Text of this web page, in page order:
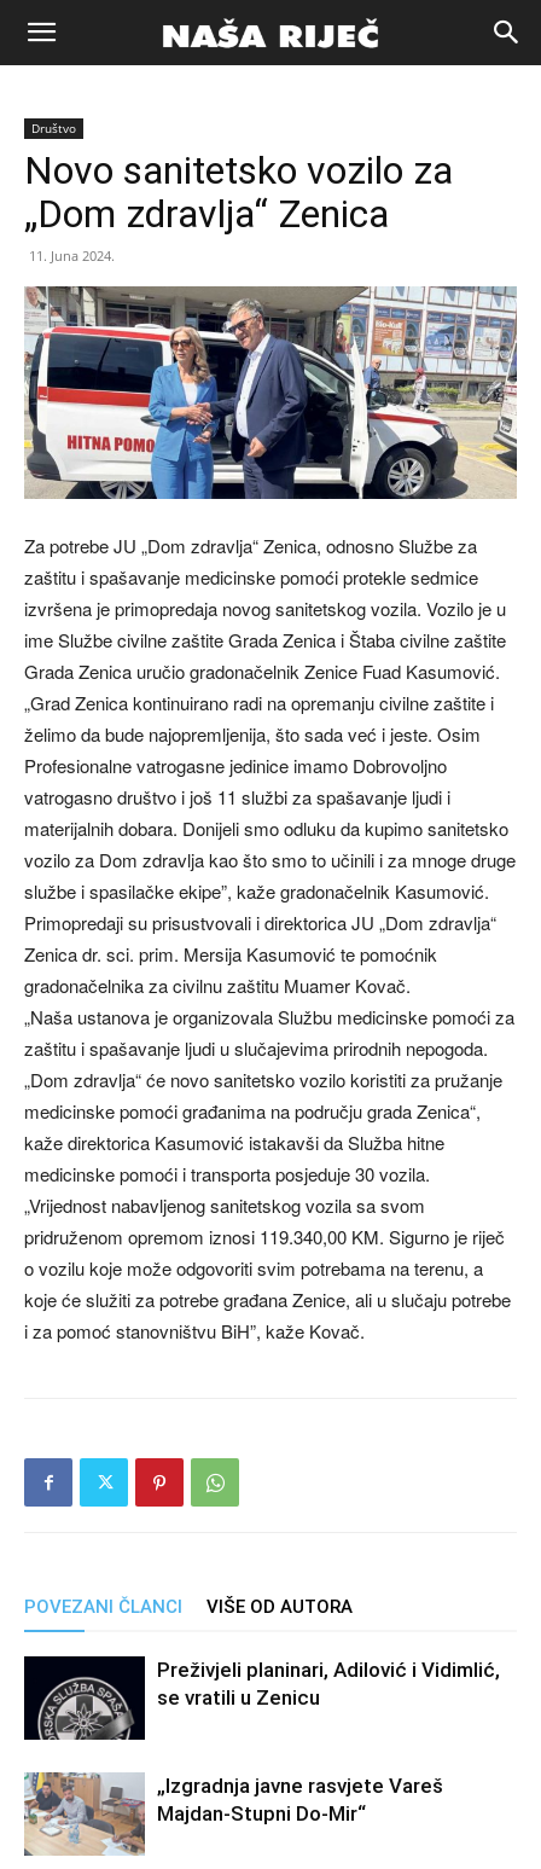
Naša
riječ
Zenica
Društvo
Novo sanitetsko vozilo za
„Dom zdravlja“ Zenica
11. Juna 2024.
Za potrebe JU „Dom zdravlja“ Zenica, odnosno Službe za
zaštitu i spašavanje medicinske pomoći protekle sedmice
izvršena je primopredaja novog sanitetskog vozila. Vozilo je u
ime Službe civilne zaštite Grada Zenica i Štaba civilne zaštite
Grada Zenica uručio gradonačelnik Zenice Fuad Kasumović.
„Grad Zenica kontinuirano radi na opremanju civilne zaštite i
želimo da bude najopremljenija, što sada već i jeste. Osim
Profesionalne vatrogasne jedinice imamo Dobrovoljno
vatrogasno društvo i još 11 službi za spašavanje ljudi i
materijalnih dobara. Donijeli smo odluku da kupimo sanitetsko
vozilo za Dom zdravlja kao što smo to učinili i za mnoge druge
službe i spasilačke ekipe”, kaže gradonačelnik Kasumović.
Primopredaji su prisustvovali i direktorica JU „Dom zdravlja“
Zenica dr. sci. prim. Mersija Kasumović te pomoćnik
gradonačelnika za civilnu zaštitu Muamer Kovač.
„Naša ustanova je organizovala Službu medicinske pomoći za
zaštitu i spašavanje ljudi u slučajevima prirodnih nepogoda.
„Dom zdravlja“ će novo sanitetsko vozilo koristiti za pružanje
medicinske pomoći građanima na području grada Zenica“,
kaže direktorica Kasumović istakavši da Služba hitne
medicinske pomoći i transporta posjeduje 30 vozila.
„Vrijednost nabavljenog sanitetskog vozila sa svom
pridruženom opremom iznosi 119.340,00 KM. Sigurno je riječ
o vozilu koje može odgovoriti svim potrebama na terenu, a
koje će služiti za potrebe građana Zenice, ali u slučaju potrebe
i za pomoć stanovništvu BiH”, kaže Kovač.
POVEZANI ČLANCI VIŠE OD AUTORA
Preživjeli planinari, Adilović i Vidimlić,
se vratili u Zenicu
„Izgradnja javne rasvjete Vareš
Majdan-Stupni Do-Mir“